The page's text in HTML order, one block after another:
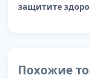
защитите
Похожие